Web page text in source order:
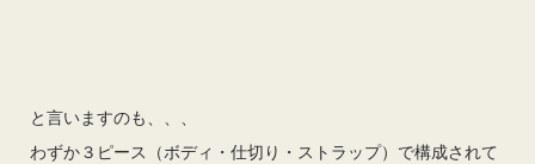
と言いますのも、、、
わずか３ピース（ボディ・仕切り・ストラップ）で構成されて